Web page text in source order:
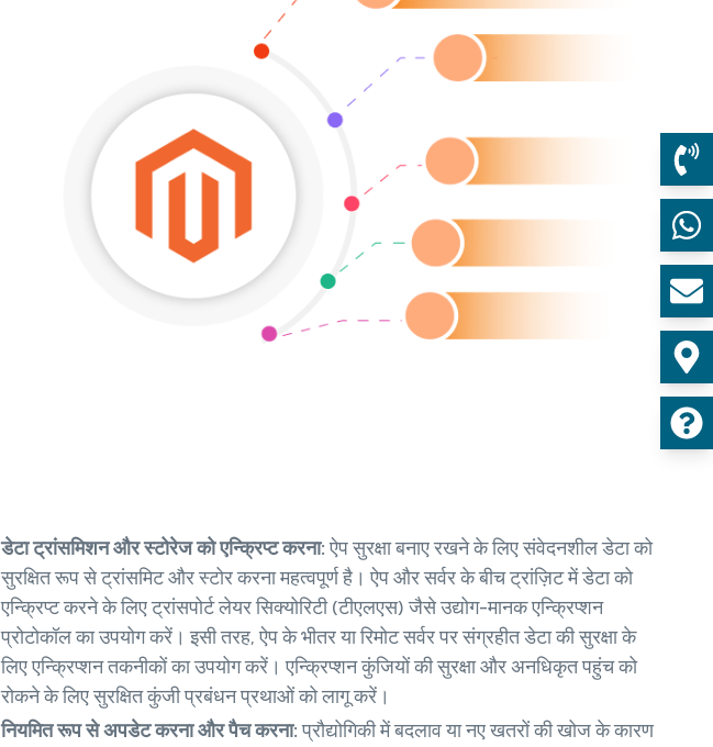
डेटा ट्रांसमिशन और स्टोरेज को एन्क्रिप्ट करना:ऐप सुरक्षा बनाए रखने के लिए संवेदनशील डेटा को
सुरक्षित रूप से ट्रांसमिट और स्टोर करना महत्वपूर्ण है। ऐप और सर्वर के बीच ट्रांज़िट में डेटा को
एन्क्रिप्ट करने के लिए ट्रांसपोर्ट लेयर सिक्योरिटी (टीएलएस) जैसे उद्योग-मानक एन्क्रिप्शन
प्रोटोकॉल का उपयोग करें। इसी तरह, ऐप के भीतर या रिमोट सर्वर पर संग्रहीत डेटा की सुरक्षा के
लिए एन्क्रिप्शन तकनीकों का उपयोग करें। एन्क्रिप्शन कुंजियों की सुरक्षा और अनधिकृत पहुंच को
रोकने के लिए सुरक्षित कुंजी प्रबंधन प्रथाओं को लागू करें।
नियमित रूप से अपडेट करना और पैच करना:प्रौद्योगिकी में बदलाव या नए खतरों की खोज के कारण